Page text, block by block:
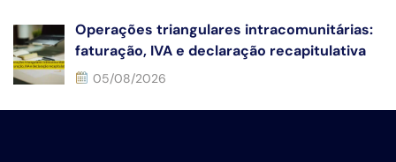
Operações triangulares intracomunitárias:
faturação, IVA e declaração recapitulativa
05/08/2026